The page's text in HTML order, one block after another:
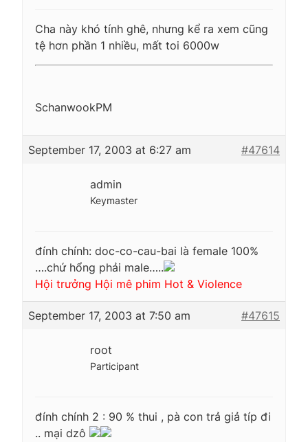
Cha này khó tính ghê, nhưng kể ra xem cũng
tệ hơn phần 1 nhiều, mất toi 6000w
SchanwookPM
September 17, 2003 at 6:27 am #47614
admin
Keymaster
đính chính: doc-co-cau-bai là female 100%
….chứ hổng phải male…..
Hội trưởng Hội mê phim Hot & Violence
September 17, 2003 at 7:50 am #47615
root
Participant
đính chính 2 : 90 % thui , pà con trả giả típ đi
.. mại dzô